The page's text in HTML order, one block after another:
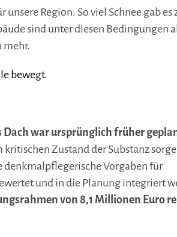
unsere Region. So viel Schnee gab es
sind unter diesen Bedingungen
mehr.
bewegt.
Dach war ursprünglich früher
Zustand der Substanz
denkmalpflegerische Vorgaben für
und in die Planung integriert
von 8,1 Millionen Euro